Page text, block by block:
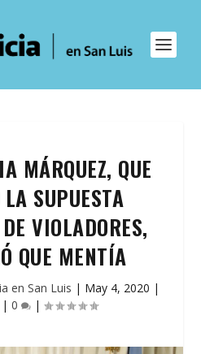
MÁRQUEZ, QUE
SUPUESTA
VIOLADORES,
QUE MENTÍA
en San Luis | May 4, 2020 |
| 0 |